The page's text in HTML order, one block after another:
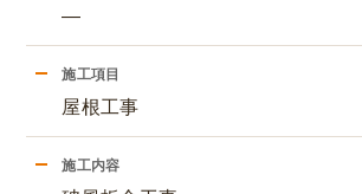
―
施工項目
屋根工事
施工内容